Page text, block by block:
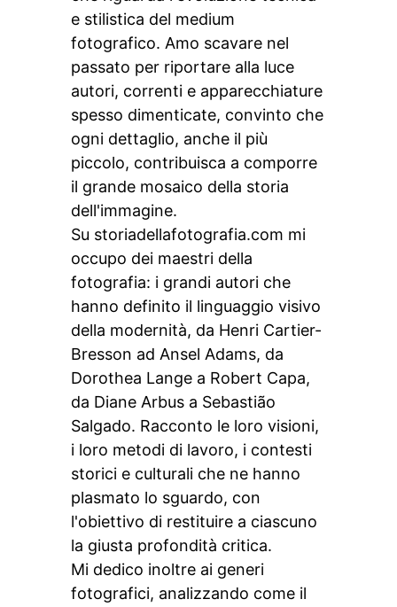
e stilistica del medium
fotografico. Amo scavare nel
passato per riportare alla luce
autori, correnti e apparecchiature
spesso dimenticate, convinto che
ogni dettaglio, anche il più
piccolo, contribuisca a comporre
il grande mosaico della storia
dell'immagine.
Su storiadellafotografia.com mi
occupo dei maestri della
fotografia: i grandi autori che
hanno definito il linguaggio visivo
della modernità, da Henri Cartier-
Bresson ad Ansel Adams, da
Dorothea Lange a Robert Capa,
da Diane Arbus a Sebastião
Salgado. Racconto le loro visioni,
i loro metodi di lavoro, i contesti
storici e culturali che ne hanno
plasmato lo sguardo, con
l'obiettivo di restituire a ciascuno
la giusta profondità critica.
Mi dedico inoltre ai generi
fotografici, analizzando come il